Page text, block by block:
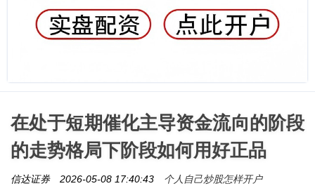
在处于短期催化主导资金流向的阶段
的走势格局下阶段如何用好正品
信达证券 2026-05-08 17:40:43 个人自己炒股怎样开户